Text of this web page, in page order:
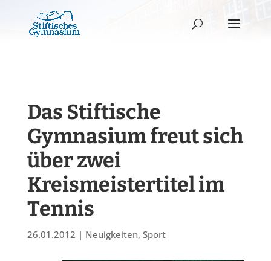
Das Stiftische
Gymnasium freut sich
über zwei
Kreismeistertitel im
Tennis
26.01.2012 | Neuigkeiten, Sport